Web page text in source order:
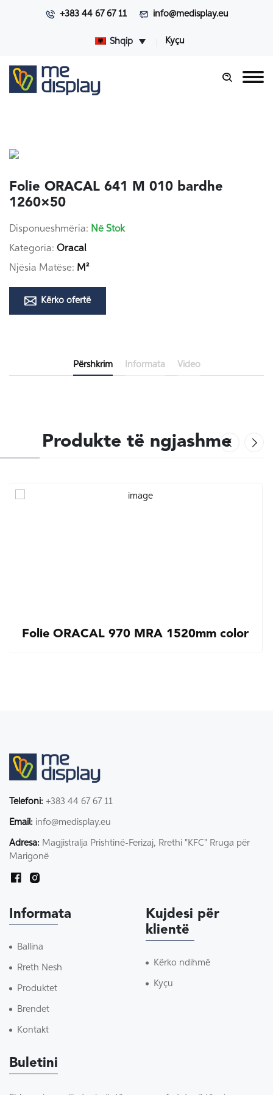
+383 44 67 67 11 info@medisplay.eu
Shqip Kyçu
Folie ORACAL 641 M 010 bardhe
1260×50
Disponueshmëria: Në Stok
Kategoria: Oracal
Njësia Matëse: M²
Kërko ofertë
Përshkrim Informata Video
Produkte të ngjashme
Folie ORACAL 970 MRA 1520mm color
Telefoni: +383 44 67 67 11
Email: info@medisplay.eu
Adresa: Magjistralja Prishtinë-Ferizaj, Rrethi "KFC" Rruga për
Marigonë
Informata
Ballina
Rreth Nesh
Produktet
Brendet
Kontakt
Kujdesi për
klientë
Kërko ndihmë
Kyçu
Buletini